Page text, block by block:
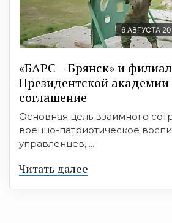
6 АВГУСТА
«БАРС – Брянск» и филиал
Президентской
соглашение
Основная цель взаимного
военно-патриотическое
управленцев, ...
Читать далее